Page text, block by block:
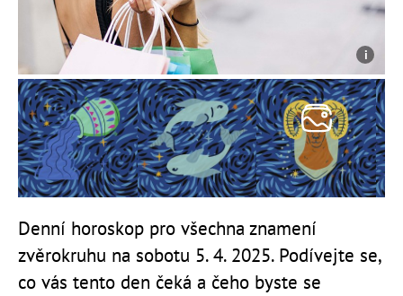
Denní horoskop pro všechna znamení
zvěrokruhu na sobotu 5. 4. 2025. Podívejte se,
co vás tento den čeká a čeho byste se